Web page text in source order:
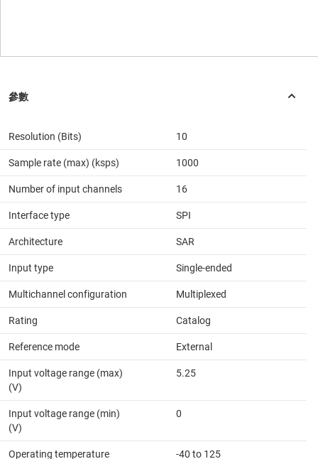
Resolution (Bits) 10
Sample rate (max) (ksps) 1000
Number of input channels 16
Interface type SPI
Architecture SAR
Input type Single-ended
Multichannel configuration Multiplexed
Rating Catalog
Reference mode External
Input voltage range (max)
(V)
5.25
Input voltage range (min)
(V)
0
Operating temperature -40 to 125